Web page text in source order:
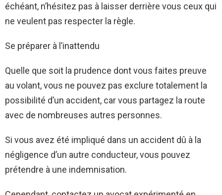
échéant, n’hésitez pas à laisser derrière vous ceux qui
ne veulent pas respecter la règle.
Se préparer à l’inattendu
Quelle que soit la prudence dont vous faites preuve
au volant, vous ne pouvez pas exclure totalement la
possibilité d’un accident, car vous partagez la route
avec de nombreuses autres personnes.
Si vous avez été impliqué dans un accident dû à la
négligence d’un autre conducteur, vous pouvez
prétendre à une indemnisation.